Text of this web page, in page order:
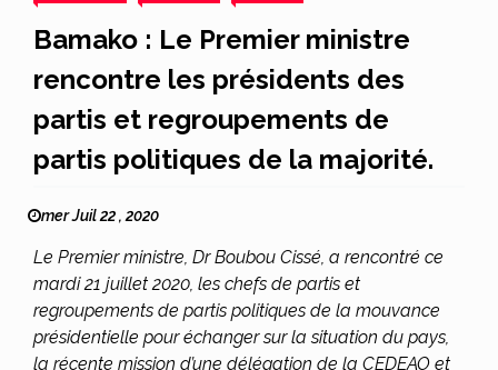
Bamako : Le Premier ministre
rencontre les présidents des
partis et regroupements de
partis politiques de la majorité.
mer Juil 22 , 2020
Le Premier ministre, Dr Boubou Cissé, a rencontré ce
mardi 21 juillet 2020, les chefs de partis et
regroupements de partis politiques de la mouvance
présidentielle pour échanger sur la situation du pays,
la récente mission d’une délégation de la CEDEAO et